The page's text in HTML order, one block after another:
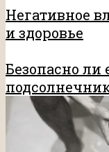
Негативное
и здоровье
Безопасно ли